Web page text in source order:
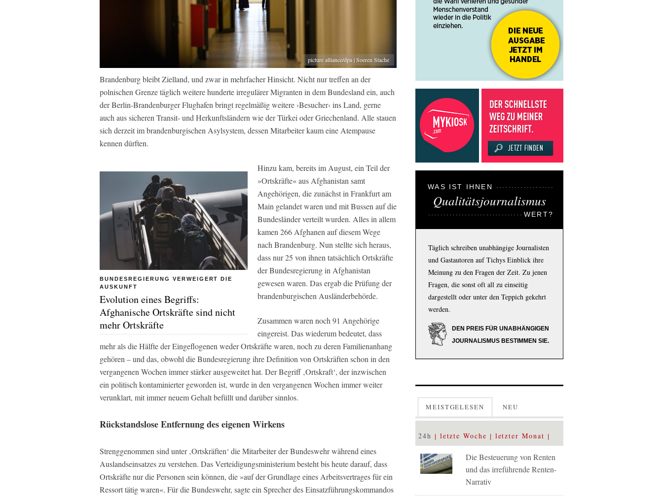
picture alliance/dpa | Soeren Stache
Brandenburg bleibt Zielland, und zwar in mehrfacher Hinsicht. Nicht nur treffen an der
polnischen Grenze täglich weitere hunderte irregulärer Migranten in dem Bundesland ein, auch
der Berlin-Brandenburger Flughafen bringt regelmäßig weitere ›Besucher‹ ins Land, gerne
auch aus sicheren Transit- und Herkunftsländern wie der Türkei oder Griechenland. Alle stauen
sich derzeit im brandenburgischen Asylsystem, dessen Mitarbeiter kaum eine Atempause
kennen dürften.
BUNDESREGIERUNG VERWEIGERT DIE
AUSKUNFT
Evolution eines Begriffs:
Afghanische Ortskräfte sind nicht
mehr Ortskräfte
Hinzu kam, bereits im August, ein Teil der
»Ortskräfte« aus Afghanistan samt
Angehörigen, die zunächst in Frankfurt am
Main gelandet waren und mit Bussen auf die
Bundesländer verteilt wurden. Alles in allem
kamen 266 Afghanen auf diesem Wege
nach Brandenburg. Nun stellte sich heraus,
dass nur 25 von ihnen tatsächlich Ortskräfte
der Bundesregierung in Afghanistan
gewesen waren. Das ergab die Prüfung der
brandenburgischen Ausländerbehörde.
Zusammen waren noch 91 Angehörige
eingereist. Das wiederum bedeutet, dass
mehr als die Hälfte der Eingeflogenen weder Ortskräfte waren, noch zu deren Familienanhang
gehören – und das, obwohl die Bundesregierung ihre Definition von Ortskräften schon in den
vergangenen Wochen immer stärker ausgeweitet hat. Der Begriff ‚Ortskraft‘, der inzwischen
ein politisch kontaminierter geworden ist, wurde in den vergangenen Wochen immer weiter
verunklart, mit immer neuem Gehalt befüllt und darüber sinnlos.
Rückstandslose Entfernung des eigenen Wirkens
Strenggenommen sind unter ‚Ortskräften‘ die Mitarbeiter der Bundeswehr während eines
Auslandseinsatzes zu verstehen. Das Verteidigungsministerium besteht bis heute darauf, dass
Ortskräfte nur die Personen sein können, die »auf der Grundlage eines Arbeitsvertrages für ein
Ressort tätig waren«. Für die Bundeswehr, sagte ein Sprecher des Einsatzführungskommandos
WAS IST IHNEN
Qualitätsjournalismus
WERT?
Täglich schreiben unabhängige Journalisten
und Gastautoren auf Tichys Einblick ihre
Meinung zu den Fragen der Zeit. Zu jenen
Fragen, die sonst oft all zu einseitig
dargestellt oder unter den Teppich gekehrt
werden.
DEN PREIS FÜR UNABHÄNGIGEN
JOURNALISMUS BESTIMMEN SIE.
MEISTGELESEN NEU
24h letzte Woche letzter Monat
Die Besteuerung von Renten
und das irreführende Renten-
Narrativ